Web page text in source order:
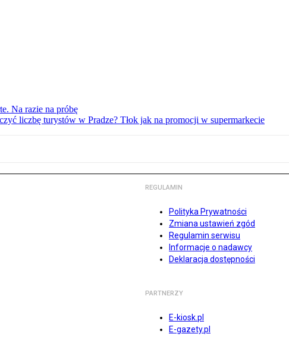
Na razie na próbę
liczbę turystów w Pradze? Tłok jak na promocji w supermarkecie
REGULAMIN
Polityka Prywatności
Zmiana ustawień zgód
Regulamin serwisu
Informacje o nadawcy
Deklaracja dostępności
PARTNERZY
E-kiosk.pl
E-gazety.pl